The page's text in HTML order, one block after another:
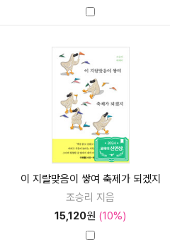
이 지랄맞음이 쌓여 축제가 되겠지
조승리 지음
15,120원 (10%)